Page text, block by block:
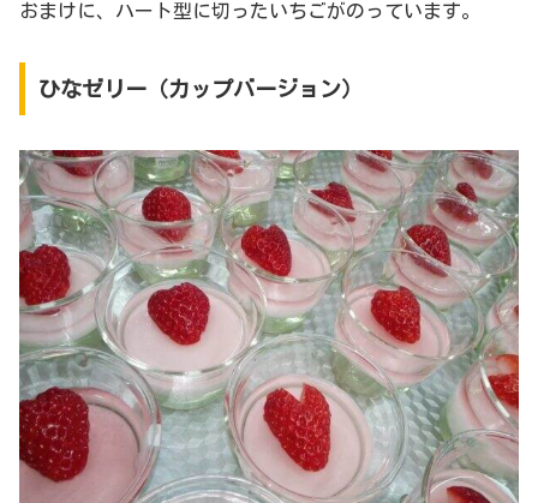
おまけに、ハート型に切ったいちごがのっています。
ひなゼリー（カップバージョン）